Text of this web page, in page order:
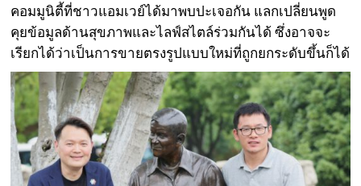
คอมมูนิตี้ที่ชาวแอมเวย์ได้มาพบปะเจอกัน แลกเปลี่ยนพูด
คุยข้อมูลด้านสุขภาพและไลฟ์สไตล์ร่วมกันได้ ซึ่งอาจจะ
เรียกได้ว่าเป็นการขายตรงรูปแบบใหม่ที่ถูกยกระดับขึ้นก็ได้